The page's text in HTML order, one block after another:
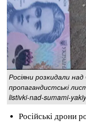
Росіяни розкидали
пропагандистські
listivki-nad-sumami-
Російські дрони